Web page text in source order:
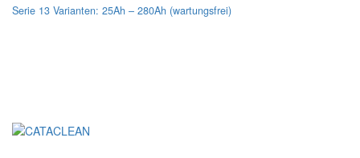
Serie 13 Varianten: 25Ah – 280Ah (wartungsfrei)